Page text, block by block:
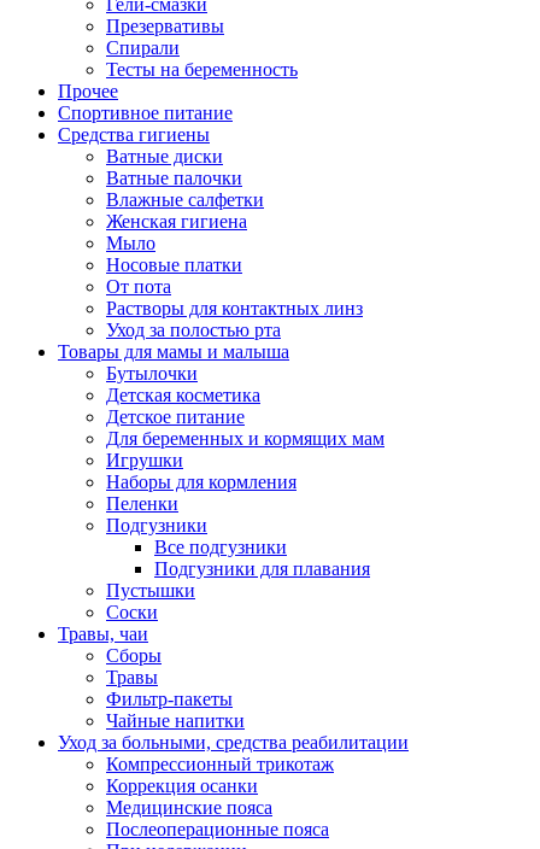
Гели-смазки
Презервативы
Спирали
Тесты на беременность
Прочее
Спортивное питание
Средства гигиены
Ватные диски
Ватные палочки
Влажные салфетки
Женская гигиена
Мыло
Носовые платки
От пота
Растворы для контактных линз
Уход за полостью рта
Товары для мамы и малыша
Бутылочки
Детская косметика
Детское питание
Для беременных и кормящих мам
Игрушки
Наборы для кормления
Пеленки
Подгузники
Все подгузники
Подгузники для плавания
Пустышки
Соски
Травы, чаи
Сборы
Травы
Фильтр-пакеты
Чайные напитки
Уход за больными, средства реабилитации
Компрессионный трикотаж
Коррекция осанки
Медицинские пояса
Послеоперационные пояса